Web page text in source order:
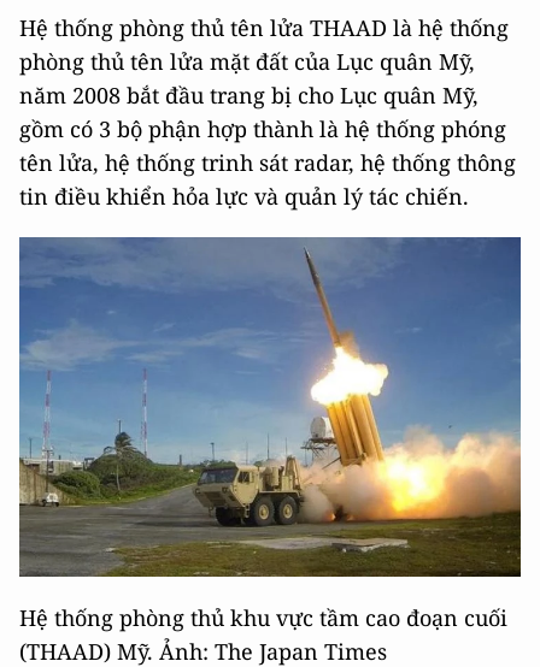
Hệ thống phòng thủ tên lửa THAAD là hệ thống
phòng thủ tên lửa mặt đất của Lục quân Mỹ,
năm 2008 bắt đầu trang bị cho Lục quân Mỹ,
gồm có 3 bộ phận hợp thành là hệ thống phóng
tên lửa, hệ thống trinh sát radar, hệ thống thông
tin điều khiển hỏa lực và quản lý tác chiến.
Hệ thống phòng thủ khu vực tầm cao đoạn cuối
(THAAD) Mỹ. Ảnh: The Japan Times